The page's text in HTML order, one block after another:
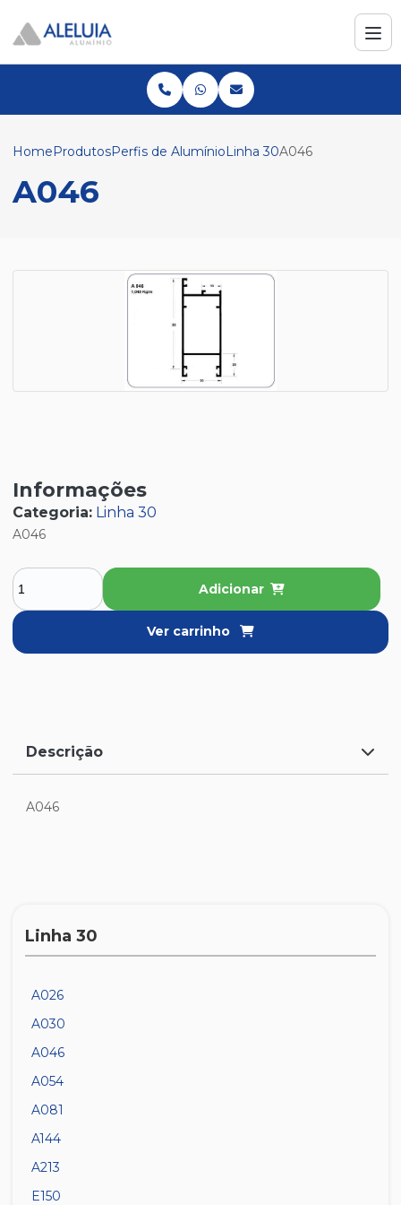
HomeProdutosPerfis de AlumínioLinha 30A046
A046
Informações
Categoria: Linha 30
A046
Adicionar
Ver carrinho
Descrição
A046
Linha 30
A026
A030
A046
A054
A081
A144
A213
E150